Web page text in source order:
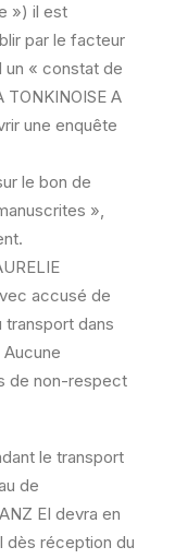
») il est
par le facteur
un « constat de
A
une enquête
le bon de
»,
accusé de
dans
de non-respect
le transport
de
EI devra en
dès réception du